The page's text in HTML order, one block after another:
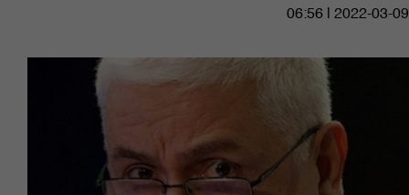
06:56 | 2022-03-09